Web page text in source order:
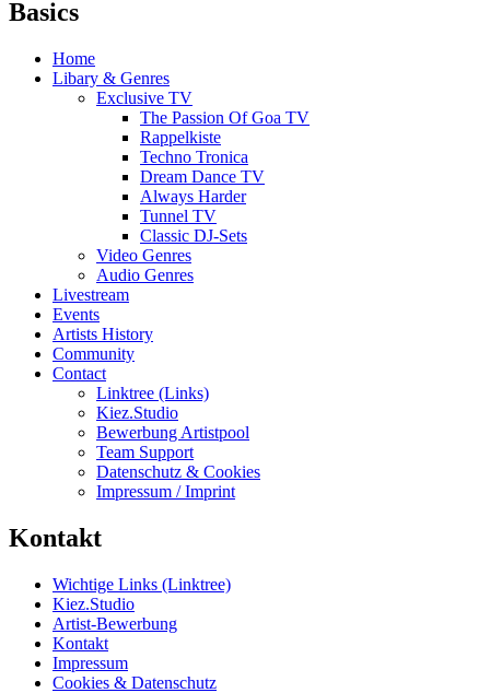
Basics
Home
Libary & Genres
Exclusive TV
The Passion Of Goa TV
Rappelkiste
Techno Tronica
Dream Dance TV
Always Harder
Tunnel TV
Classic DJ-Sets
Video Genres
Audio Genres
Livestream
Events
Artists History
Community
Contact
Linktree (Links)
Kiez.Studio
Bewerbung Artistpool
Team Support
Datenschutz & Cookies
Impressum / Imprint
Kontakt
Wichtige Links (Linktree)
Kiez.Studio
Artist-Bewerbung
Kontakt
Impressum
Cookies & Datenschutz